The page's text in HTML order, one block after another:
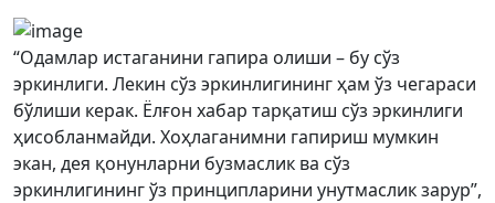
“Одамлар истаганини гапира олиши – бу сўз
эркинлиги. Лекин сўз эркинлигининг ҳам ўз чегараси
бўлиши керак. Ёлғон хабар тарқатиш сўз эркинлиги
ҳисобланмайди. Хоҳлаганимни гапириш мумкин
экан, дея қонунларни бузмаслик ва сўз
эркинлигининг ўз принципларини унутмаслик зарур”,